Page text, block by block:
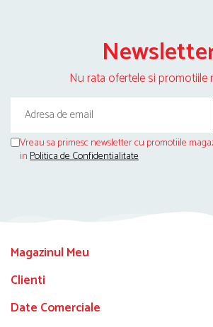
Nu rata ofertele si promotiile
Vreau sa primesc newsletter cu promotiile
inPolitica de Confidentialitate
Magazinul Meu
Clienti
Date Comerciale